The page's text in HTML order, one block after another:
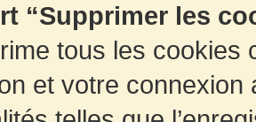
“Supprimer les
tous les cookies
et votre